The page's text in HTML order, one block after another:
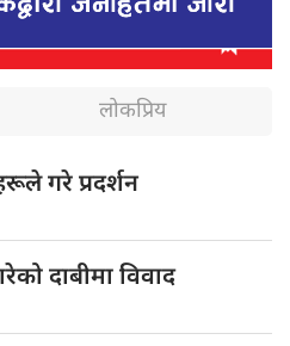
लोकप्रिय
गरे प्रदर्शन
दाबीमा विवाद